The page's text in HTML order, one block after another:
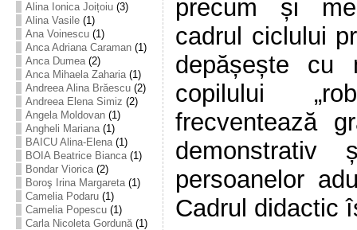
Alina Ionica Joițoiu(3)
Alina Vasile(1)
Ana Voinescu(1)
Anca Adriana Caraman(1)
Anca Dumea(2)
Anca Mihaela Zaharia(1)
Andreea Alina Brăescu(2)
Andreea Elena Simiz (2)
Angela Moldovan(1)
Angheli Mariana(1)
BAICU Alina-Elena(1)
BOIA Beatrice Bianca(1)
Bondar Viorica(2)
Boroş Irina Margareta(1)
Camelia Podaru(1)
Camelia Popescu(1)
Carla Nicoleta Gordună(1)
precum și
cadrul ciclului
depășește cu
copilului
frecventează
persoanelor
Cadrul didactic